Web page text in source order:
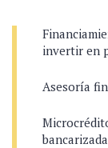
invertir en
Asesoría